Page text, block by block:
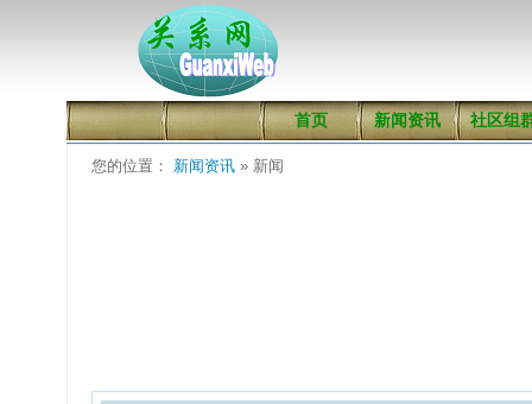
首页 新闻资讯 社区组
您的位置： 新闻资讯» 新闻